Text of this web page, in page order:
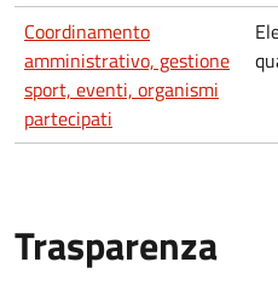
Coordinamento
amministrativo, gestione
sport, eventi, organismi
partecipati
Trasparenza